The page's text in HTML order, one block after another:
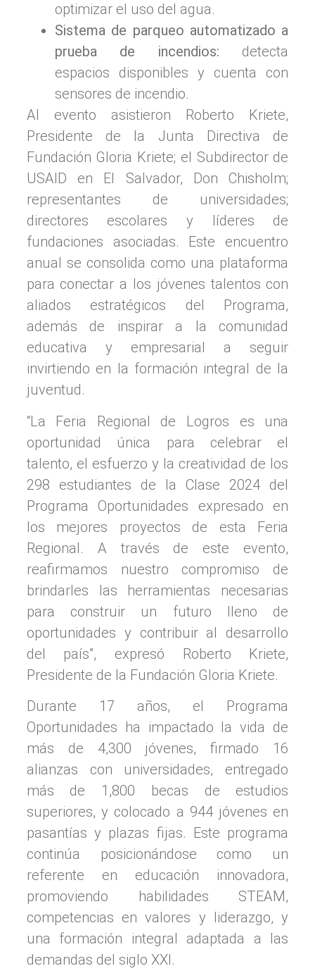
optimizar el uso del agua.
Sistema de parqueo automatizado a
prueba de incendios: detecta
espacios disponibles y cuenta con
sensores de incendio.
Al evento asistieron Roberto Kriete,
Presidente de la Junta Directiva de
Fundación Gloria Kriete; el Subdirector de
USAID en El Salvador, Don Chisholm;
representantes de universidades;
directores escolares y líderes de
fundaciones asociadas. Este encuentro
anual se consolida como una plataforma
para conectar a los jóvenes talentos con
aliados estratégicos del Programa,
además de inspirar a la comunidad
educativa y empresarial a seguir
invirtiendo en la formación integral de la
juventud.
“La Feria Regional de Logros es una
oportunidad única para celebrar el
talento, el esfuerzo y la creatividad de los
298 estudiantes de la Clase 2024 del
Programa Oportunidades expresado en
los mejores proyectos de esta Feria
Regional. A través de este evento,
reafirmamos nuestro compromiso de
brindarles las herramientas necesarias
para construir un futuro lleno de
oportunidades y contribuir al desarrollo
del país”, expresó Roberto Kriete,
Presidente de la Fundación Gloria Kriete.
Durante 17 años, el Programa
Oportunidades ha impactado la vida de
más de 4,300 jóvenes, firmado 16
alianzas con universidades, entregado
más de 1,800 becas de estudios
superiores, y colocado a 944 jóvenes en
pasantías y plazas fijas. Este programa
continúa posicionándose como un
referente en educación innovadora,
promoviendo habilidades STEAM,
competencias en valores y liderazgo, y
una formación integral adaptada a las
demandas del siglo XXI.